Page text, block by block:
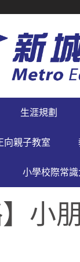
生涯規劃
向親子教室
小學校際常
】小